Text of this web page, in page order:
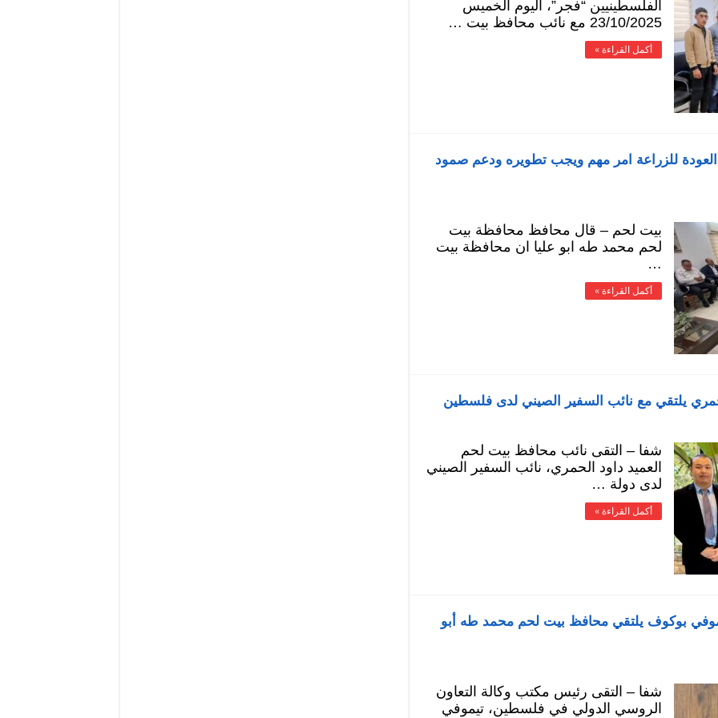
الفلسطينيين “فجر”، اليوم الخميس
23/10/2025 مع نائب محافظ بيت …
أكمل القراءة »
للزراعة امر مهم ويجب تطويره ودعم صمود
بيت لحم – قال محافظ محافظة بيت
لحم محمد طه ابو عليا ان محافظة بيت
…
أكمل القراءة »
يلتقي مع نائب السفير الصيني لدى فلسطين
شفا – التقى نائب محافظ بيت لحم
العميد داود الحمري، نائب السفير الصيني
لدى دولة …
أكمل القراءة »
بوكوف يلتقي محافظ بيت لحم محمد طه أبو
شفا – التقى رئيس مكتب وكالة التعاون
الروسي الدولي في فلسطين، تيموفي